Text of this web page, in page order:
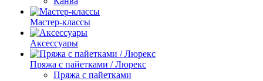
Мастер-классы
Аксессуары
Пряжа с пайетками / Люрекс
Пряжа с пайетками